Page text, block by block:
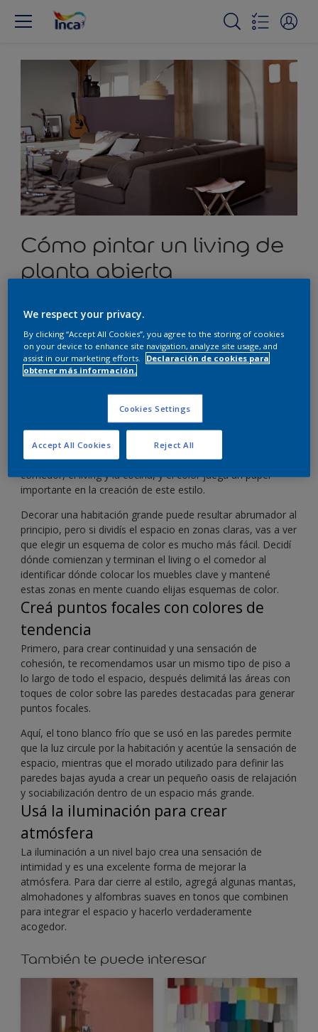
Cómo pintar un living de
planta abierta
Usá el color para definir las diferentes áreas de la
habitación de planta abierta.
Dividí el área en zonas claras
Un área de convivencia de planta abierta es una excelente
forma de crear una sensación de continuidad entre el
comedor, el living y la cocina, y el color juega un papel
importante en la creación de este estilo.
Decorar una habitación grande puede resultar abrumador al
principio, pero si dividís el espacio en zonas claras, vas a ver
que elegir un esquema de color es mucho más fácil. Decidí
dónde comienzan y terminan el living o el comedor al
identificar dónde colocar los muebles clave y mantené
estas zonas en mente cuando elijas esquemas de color.
Creá puntos focales con colores de
tendencia
Primero, para crear continuidad y una sensación de
cohesión, te recomendamos usar un mismo tipo de piso a
lo largo de todo el espacio, después delimitá las áreas con
toques de color sobre las paredes destacadas para generar
puntos focales.
Aquí, el tono blanco frío que se usó en las paredes permite
que la luz circule por la habitación y acentúe la sensación de
espacio, mientras que el morado utilizado para definir las
paredes bajas ayuda a crear un pequeño oasis de relajación
y sociabilización dentro de un espacio más grande.
Usá la iluminación para crear
atmósfera
La iluminación a un nivel bajo crea una sensación de
intimidad y es una excelente forma de mejorar la
atmósfera. Para dar cierre al estilo, agregá algunas mantas,
almohadones y alfombras suaves en tonos que combinen
para integrar el espacio y hacerlo verdaderamente
acogedor.
También te puede interesar
We respect your privacy.
By clicking “Accept All Cookies”, you agree to the storing of cookies
on your device to enhance site navigation, analyze site usage, and
assist in our marketing efforts.
Declaración de cookies para
obtener más información.
Cookies Settings
Reject All
Accept All Cookies